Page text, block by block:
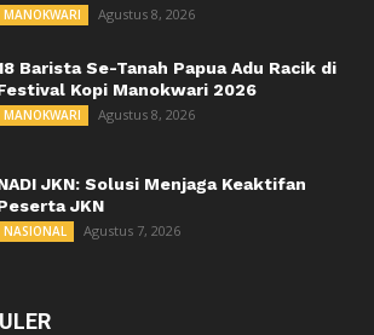
MANOKWARI Agustus 8, 2026
Barista Se-Tanah Papua Adu Racik di
Kopi Manokwari 2026
MANOKWARI Agustus 8, 2026
JKN: Solusi Menjaga Keaktifan
JKN
NASIONAL Agustus 7, 2026